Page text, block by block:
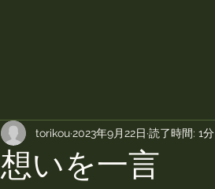
想いを一言
torikou2023年9月22日 読了時間: 1分